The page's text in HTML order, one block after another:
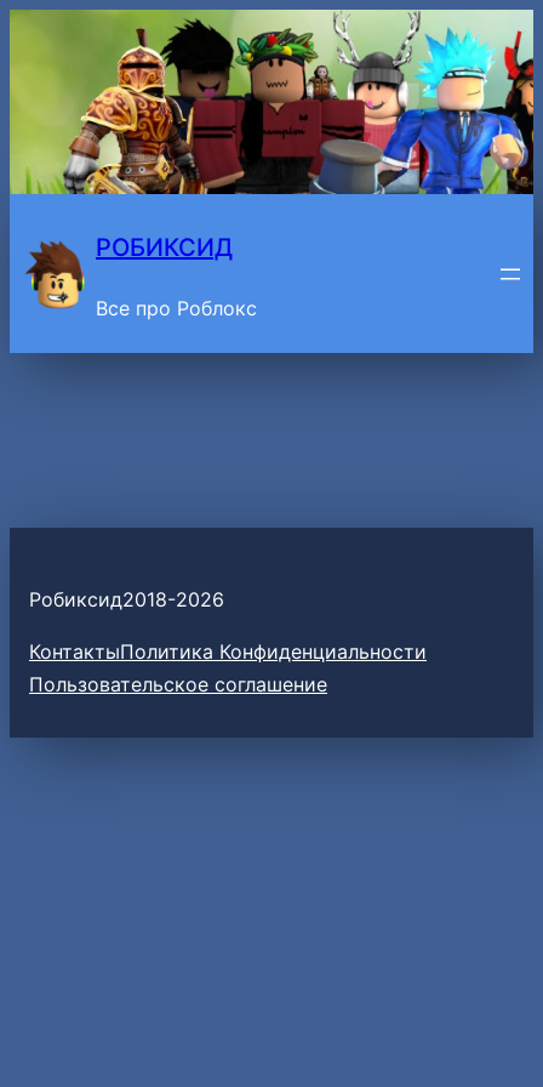
содержимому
РОБИКСИД
Все про Роблокс
Робиксид2018-2026
КонтактыПолитика Конфиденциальности
Пользовательское соглашение